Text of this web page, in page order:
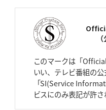
2026年4月9日(木)更新
スティーラーズ、名門復活の足音
2026年4月2日(木)更新
2026年3月26日(木)更新
AZ-COM丸和、リーグワンへ参
このマークは「
いい、テレビ番組の
「SI(Service
ビスにのみ表記が許さ